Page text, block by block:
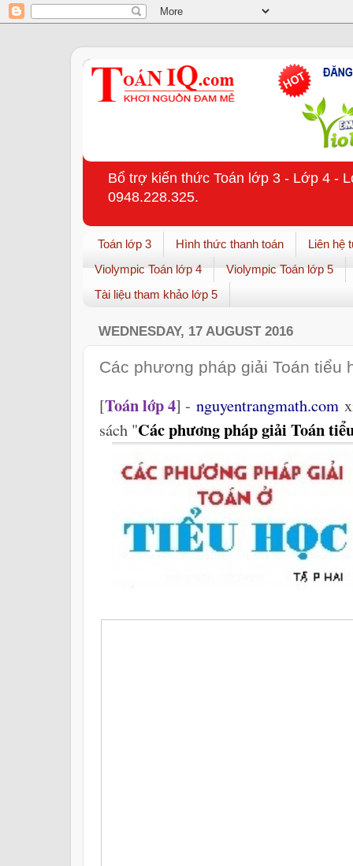
Bổ trợ kiến thức Toán lớp 3 - Lớp 4 -
0948.228.325.
Toán lớp 3 Hình thức thanh toán
Liên hệ
Violympic Toán lớp 4
Violympic Toán lớp 5
Tài liệu tham khảo lớp 5
WEDNESDAY, 17 AUGUST 2016
Các phương pháp giải Toán tiểu
[Toán lớp 4] - nguyentrangmath.com
sách "Các phương pháp giải Toán